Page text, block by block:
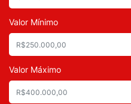
Valor Mínimo
Valor Máximo